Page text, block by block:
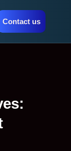
Contact us